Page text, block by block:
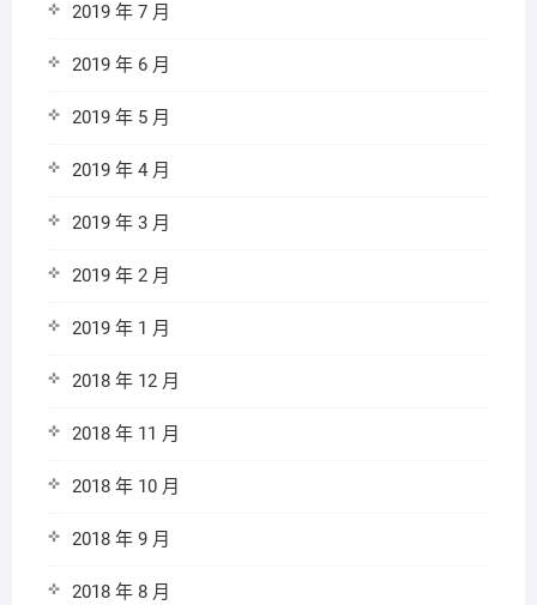
2019 年 7 月
2019 年 6 月
2019 年 5 月
2019 年 4 月
2019 年 3 月
2019 年 2 月
2019 年 1 月
2018 年 12 月
2018 年 11 月
2018 年 10 月
2018 年 9 月
2018 年 8 月